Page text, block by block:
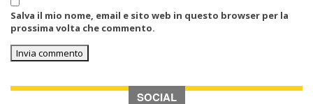
Salva il mio nome, email e sito web in questo browser per la
prossima volta che commento.
SOCIAL